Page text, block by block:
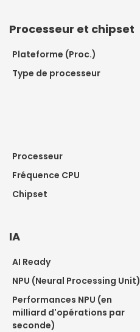
Processeur et chipset
Plateforme (Proc.)
Type de processeur
Processeur
Fréquence CPU
Chipset
IA
AI Ready
NPU (Neural Processing Unit)
Performances NPU (en
milliard d'opérations par
seconde)